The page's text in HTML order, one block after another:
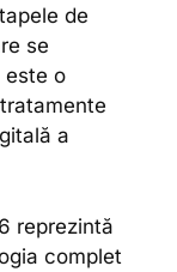
de
se
este o
a
reprezintă
complet